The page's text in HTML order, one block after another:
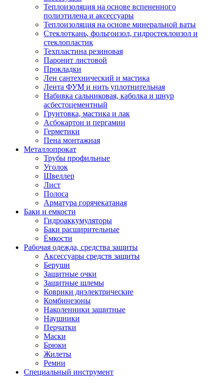
Теплоизоляция на основе вспененного
полиэтилена и аксессуары
Теплоизоляция на основе минеральной ваты
Стеклоткань, фольгоизол, гидростеклоизол и
стеклопластик
Техпластина резиновая
Паронит листовой
Прокладки
Лен сантехнический и мастика
Лента ФУМ и нить уплотнительная
Набивка сальниковая, каболка и шнур
асбестоцементный
Грунтовка, мастика и лак
Асбокартон и пергамин
Герметики
Пена монтажная
Металлопрокат
Трубы профильные
Уголок
Швеллер
Лист
Полоса
Арматура горячекатаная
Баки и емкости
Гидроаккумуляторы
Баки расширительные
Ёмкости
Рабочая одежда, средства защиты
Аксессуары средств защиты
Беруши
Защитные очки
Защитные шлемы
Коврики диэлектрические
Комбинезоны
Наколенники защитные
Наушники
Перчатки
Маски
Брюки
Жилеты
Ремни
Специальный инструмент